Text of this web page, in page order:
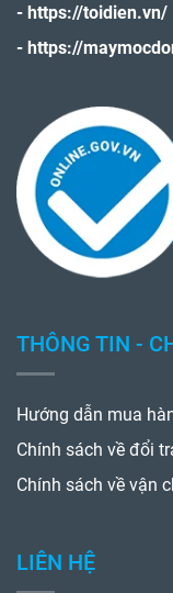
- https://toidien.vn/
- https://
THÔNG TIN -
Hướng dẫn mua
Chính sách về đổi
Chính sách về vận
LIÊN HỆ